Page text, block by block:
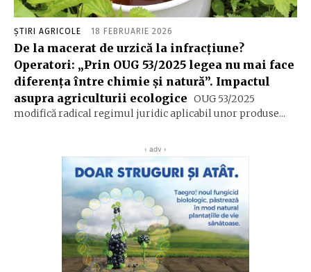
ȘTIRI AGRICOLE 18 FEBRUARIE 2026
De la macerat de urzică la infracțiune?
Operatori: „Prin OUG 53/2025 legea nu mai face
diferența între chimie și natură”. Impactul
asupra agriculturii ecologice OUG 53/2025
modifică radical regimul juridic aplicabil unor produse...
‹ adv ›